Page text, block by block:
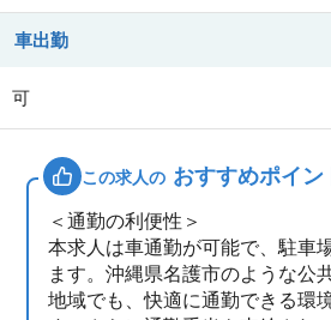
車出勤
可
この求人の おすすめポイン
＜通勤の利便性＞
本求人は車通勤が可能で、駐車
ます。沖縄県名護市のような公
地域でも、快適に通勤できる環